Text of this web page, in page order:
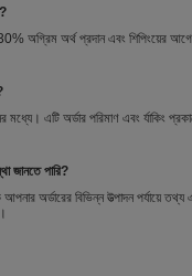
30% অগ্রিম অর্থ প্রদান এবং শিপিংয়ের
মধ্যে। এটি অর্ডার পরিমাণ এবং র্যাকিং
জানতে পারি?
অর্ডারের বিভিন্ন উত্পাদন পর্যায়ে